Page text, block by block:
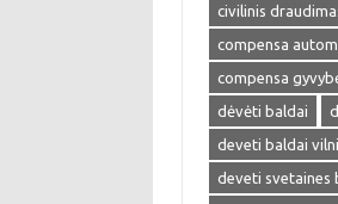
civilinis
compensa
compensa
dėvėti baldai
deveti baldai
deveti svetaines